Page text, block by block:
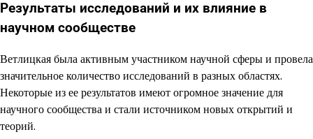
Результаты исследований и их влияние в
научном сообществе
Ветлицкая была активным участником научной сферы и провела
значительное количество исследований в разных областях.
Некоторые из ее результатов имеют огромное значение для
научного сообщества и стали источником новых открытий и
теорий.